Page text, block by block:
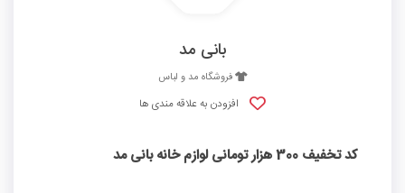
بانی مد
فروشگاه مد و لباس
افزودن به علاقه مندی ها
کد تخفیف 300 هزار تومانی لوازم خانه بانی مد